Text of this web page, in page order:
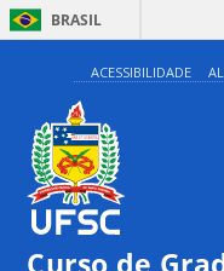
BRASIL
ACESSIBILIDADE